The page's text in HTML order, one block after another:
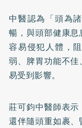
中醫認為「頭為
暢，與頭部健康
容易侵犯人體，
弱、脾胃功能不
易受到影響。
莊可鈞中醫師表示
還伴隨頭重如裹、